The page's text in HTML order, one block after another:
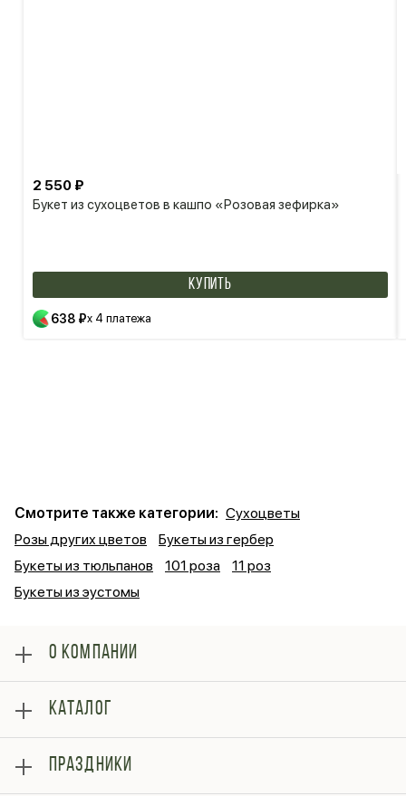
Букет из сухоцветов в кашпо «Розовая зефирка»
2 550 ₽
КУПИТЬ
638 ₽x 4 платежа
Смотрите также категории: Сухоцветы
Розы других цветов
Букеты из гербер
Букеты из тюльпанов
101 роза
11 роз
Букеты из эустомы
О КОМПАНИИ
Оплата
Отзывы
Блог
Гарантии
КАТАЛОГ
Букеты
Композиции
ПРАЗДНИКИ